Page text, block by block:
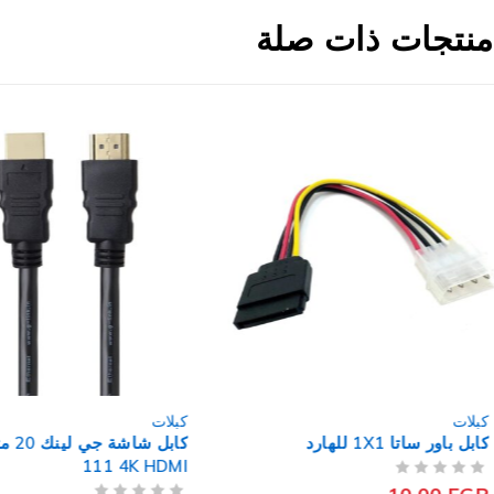
منتجات ذات صلة
كبلات
111 4K HDMI
كبلات
كابل صوت توسلنك فايبر
توبى 5متر DC556